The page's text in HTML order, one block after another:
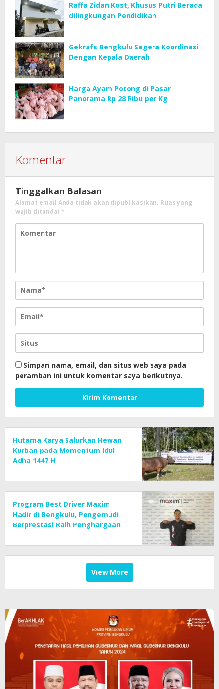
Raffa Zidan Kost, Khusus Putri Berada
dilingkungan Pendidikan
Gekrafs Bengkulu Segera Koordinasi
Dengan Kepala Daerah
Harga Ayam Potong di Pasar
Panorama Rp 28 Ribu per Kg
Komentar
Tinggalkan Balasan
Alamat email Anda tidak akan dipublikasikan. Ruas yang
wajib ditandai *
Simpan nama, email, dan situs web saya pada
peramban ini untuk komentar saya berikutnya.
Hutama Karya Salurkan Hewan
Kurban pada Momentum Idul
Adha 1447 H
Program Best Driver Maxim
Hadir di Bengkulu, Pengemudi
Berprestasi Raih Penghargaan
View More